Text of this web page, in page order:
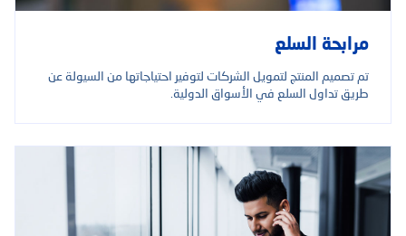
مرابحة السلع
تم تصميم المنتج لتمويل الشركات لتوفير احتياجاتها من السيولة عن
طريق تداول السلع في الأسواق الدولية.